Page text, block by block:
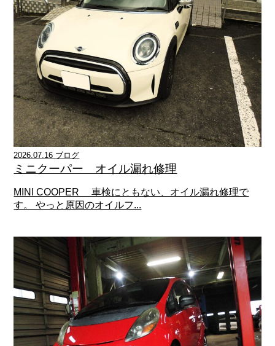
2026.07.16 ブログ
ミニクーパー オイル漏れ修理
MINI COOPER 車検にともない、オイル漏れ修理で
す。 やっと原因のオイルフ...